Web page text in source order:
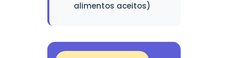
alimentos aceitos)